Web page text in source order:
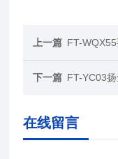
上一篇 FT-
下一篇 FT-YC03
在线留言